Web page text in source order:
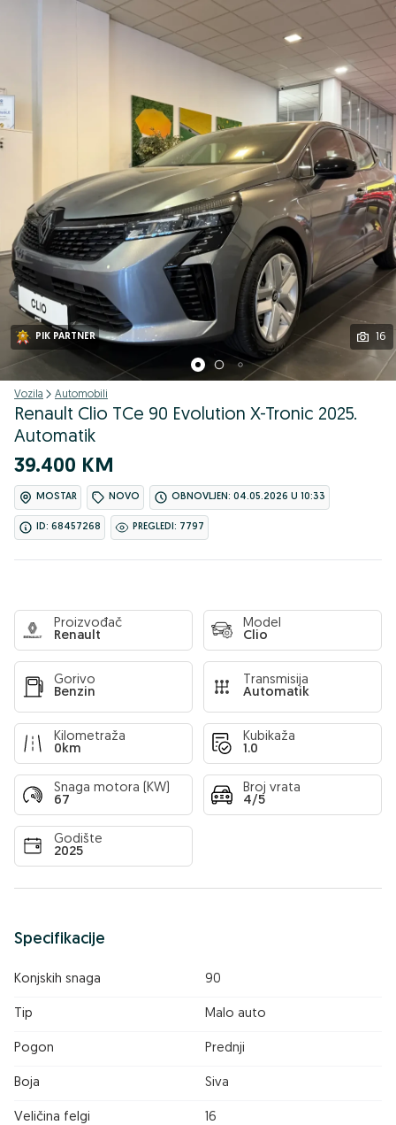
PIK PARTNER 16
Vozila Automobili
Renault Clio TCe 90 Evolution X-Tronic 2025.
Automatik
39.400 KM
MOSTAR NOVO OBNOVLJEN: 04.05.2026 U 10:33
ID: 68457268 PREGLEDI: 7797
Proizvođač
Renault
Model
Clio
Gorivo
Benzin
Transmisija
Automatik
Kilometraža
0km
Kubikaža
1.0
Snaga motora (KW)
67
Broj vrata
4/5
Godište
2025
Specifikacije
Konjskih snaga 90
Tip Malo auto
Pogon Prednji
Boja Siva
Veličina felgi 16